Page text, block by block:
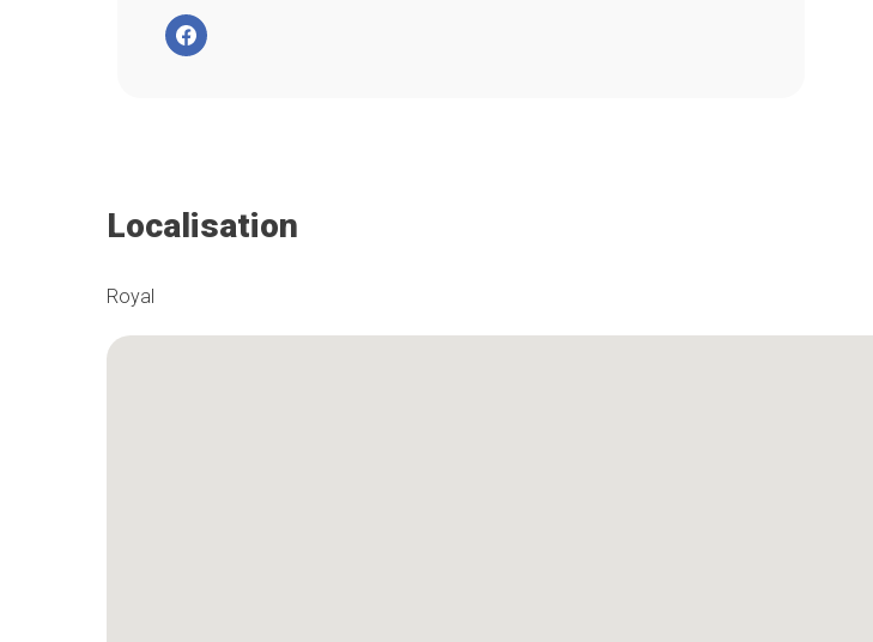
Localisation
Royal